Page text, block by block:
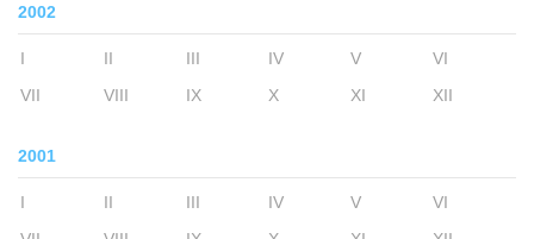
2002
I II III IV V
VI
VII
VIII IX X XI XII
2001
I II III IV V
VI